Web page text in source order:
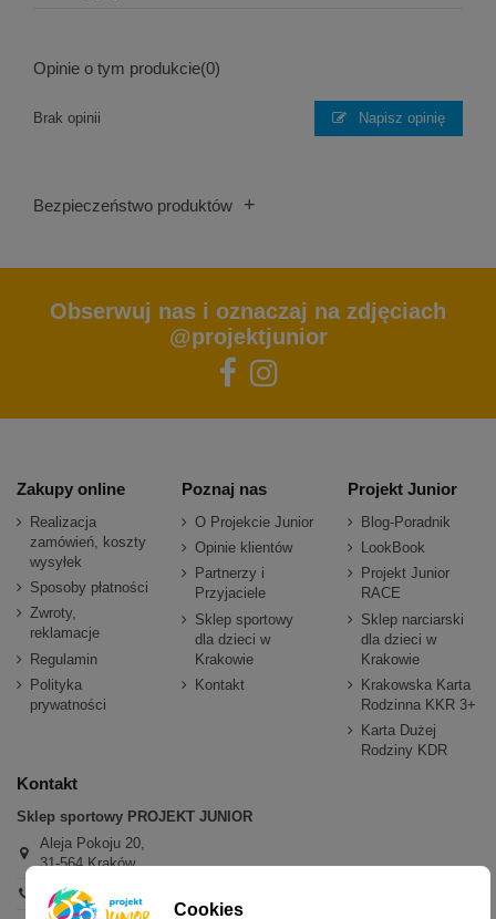
Opinie o tym produkcie(0)
Brak opinii Napisz opinię
Bezpieczeństwo produktów +
Obserwuj nas i oznaczaj na zdjęciach
@projektjunior
Zakupy online
Realizacja
zamówień, koszty
wysyłek
Sposoby płatności
Zwroty,
reklamacje
Regulamin
Polityka
prywatności
Poznaj nas
O Projekcie Junior
Opinie klientów
Partnerzy i
Przyjaciele
Sklep sportowy
dla dzieci w
Krakowie
Kontakt
Projekt Junior
Blog-Poradnik
LookBook
Projekt Junior
RACE
Sklep narciarski
dla dzieci w
Krakowie
Krakowska Karta
Rodzinna KKR 3+
Karta Dużej
Rodziny KDR
Kontakt
Sklep sportowy PROJEKT JUNIOR
Aleja Pokoju 20,
31-564 Kraków
+48 600 779 897
Cookies